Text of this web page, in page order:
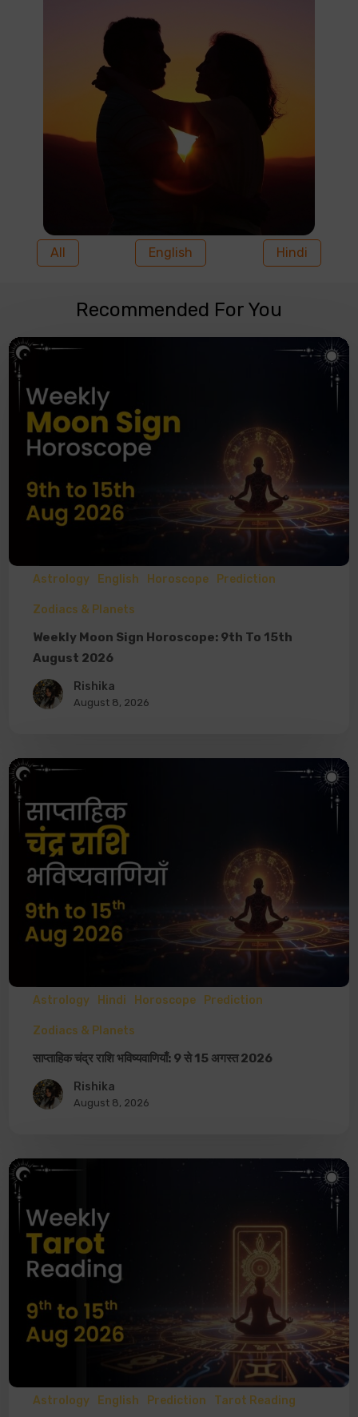
All English Hindi
Recommended For You
Astrology English Horoscope Prediction
Zodiacs & Planets
Weekly Moon Sign Horoscope: 9th To 15th
August 2026
Rishika
August 8, 2026
Astrology Hindi Horoscope Prediction
Zodiacs & Planets
साप्ताहिक चंद्र राशि भविष्यवाणियाँ: 9 से 15 अगस्त 2026
Rishika
August 8, 2026
Astrology English Prediction Tarot Reading